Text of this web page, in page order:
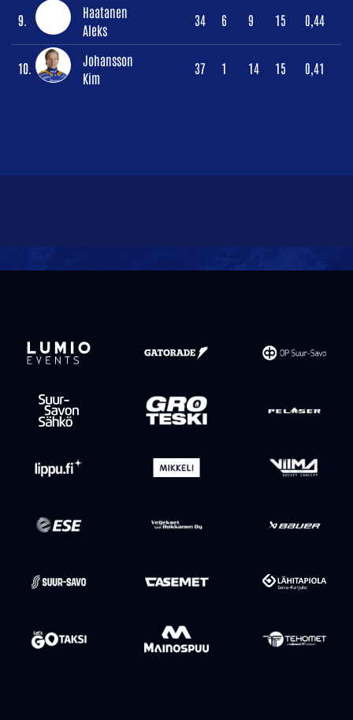
9.
Haatanen
Aleks
34 6 9 15 0,44
10.
Johansson
Kim
37 1 14 15 0,41